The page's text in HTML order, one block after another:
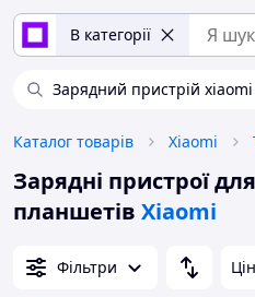
В категорії
Зарядний пристрій
Каталог товарів Xiaomi
Зарядні пристрої
планшетів Xiaomi
Фільтри